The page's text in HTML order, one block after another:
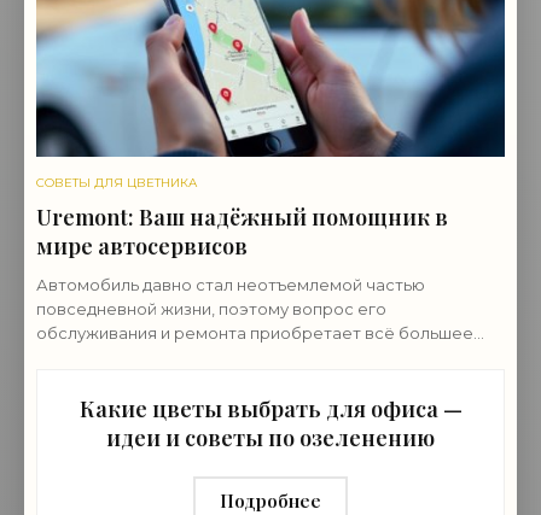
СОВЕТЫ ДЛЯ ЦВЕТНИКА
Uremont: Ваш надёжный помощник в
мире автосервисов
Автомобиль давно стал неотъемлемой частью
повседневной жизни, поэтому вопрос его
обслуживания и ремонта приобретает всё большее
Какие цветы выбрать для офиса —
идеи и советы по озеленению
Подробнее